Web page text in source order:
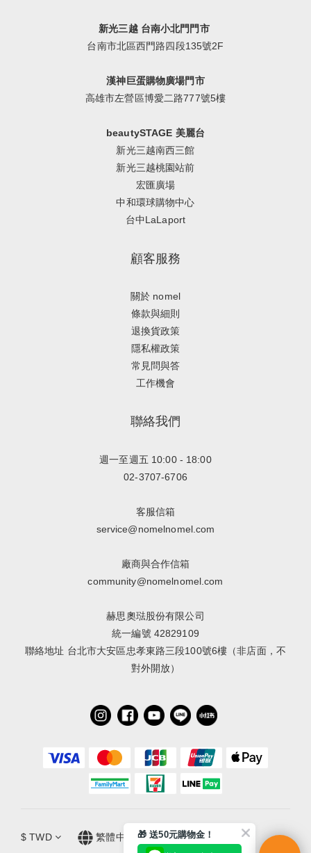
新光三越 台南小北門門市
台南市北區西門路四段135號2F
漢神巨蛋購物廣場門市
高雄市左營區博愛二路777號5樓
beautySTAGE 美麗台
新光三越南西三館
新光三越桃園站前
宏匯廣場
中和環球購物中心
台中LaLaport
顧客服務
關於 nomel
條款與細則
退換貨政策
隱私權政策
常見問與答
工作機會
聯絡我們
週一至週五 10:00 - 18:00
02-3707-6706
客服信箱
service@nomelnomel.com
廠商與合作信箱
community@nomelnomel.com
赫思奧琺股份有限公司
統一編號 42829109
聯絡地址 台北市大安區忠孝東路三段100號6樓（非店面，不
對外開放）
$ TWD 繁體中文 🎁 送50元購物金！